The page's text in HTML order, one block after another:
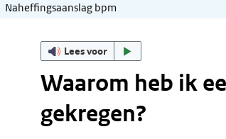
Naheffingsaanslag bpm
Lees voor
Waarom heb ik
gekregen?